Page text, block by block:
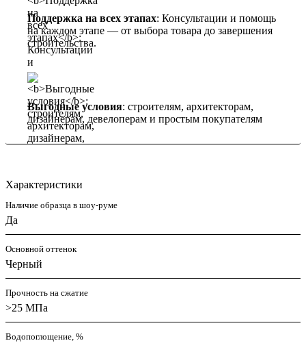
Поддержка на всех этапах: Консультации и помощь
на каждом этапе — от выбора товара до завершения
строительства.
Выгодные условия: строителям, архитекторам,
дизайнерам, девелоперам и простым покупателям
Характеристики
Наличие образца в шоу-руме
Да
Основной оттенок
Черный
Прочность на сжатие
>25 МПа
Водопоглощение, %